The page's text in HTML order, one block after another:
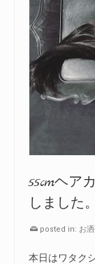
55cmヘア
しました。
posted in: お
本日はワタク